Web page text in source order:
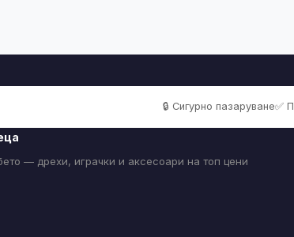
🔒 Сигурно пазаруване✅
— дрехи, играчки и аксесоари на топ цени